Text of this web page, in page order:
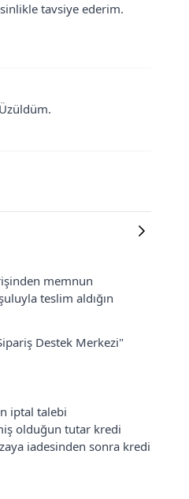
tavsiye ederim.
memnun
teslim aldığın
Destek Merkezi"
iptal talebi
olduğun tutar kredi
iadesinden sonra kredi